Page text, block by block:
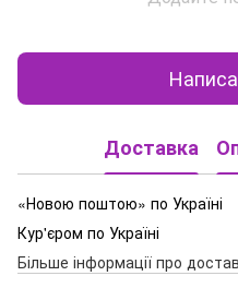
Доставка
«Новою поштою» по Україні
Кур'єром по Україні
Більше інформації про